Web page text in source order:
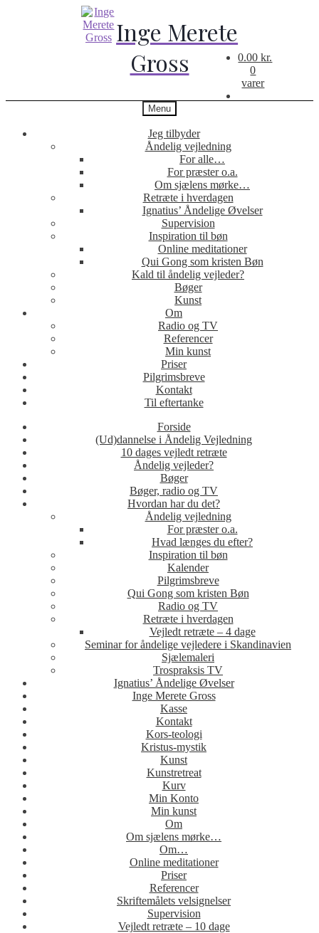
Menu
Jeg tilbyder
Åndelig vejledning
For alle…
For præster o.a.
Om sjælens mørke…
Retræte i hverdagen
Ignatius’ Åndelige Øvelser
Supervision
Inspiration til bøn
Online meditationer
Qui Gong som kristen Bøn
Kald til åndelig vejleder?
Bøger
Kunst
Om
Radio og TV
Referencer
Min kunst
Priser
Pilgrimsbreve
Kontakt
Til eftertanke
Forside
(Ud)dannelse i Åndelig Vejledning
10 dages vejledt retræte
Åndelig vejleder?
Bøger
Bøger, radio og TV
Hvordan har du det?
Åndelig vejledning
For præster o.a.
Hvad længes du efter?
Inspiration til bøn
Kalender
Pilgrimsbreve
Qui Gong som kristen Bøn
Radio og TV
Retræte i hverdagen
Vejledt retræte – 4 dage
Seminar for åndelige vejledere i Skandinavien
Sjælemaleri
Trospraksis TV
Ignatius’ Åndelige Øvelser
Inge Merete Gross
Kasse
Kontakt
Kors-teologi
Kristus-mystik
Kunst
Kunstretreat
Kurv
Min Konto
Min kunst
Om
Om sjælens mørke…
Om…
Online meditationer
Priser
Referencer
Skriftemålets velsignelser
Supervision
Vejledt retræte – 10 dage
0.00kr.
0
varer